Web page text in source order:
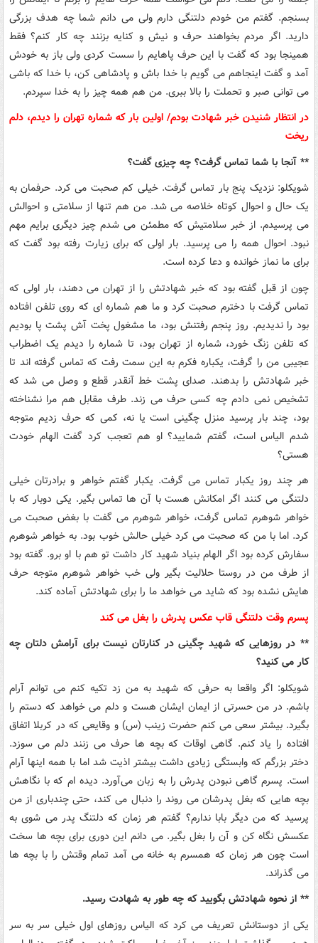
بسنجم. گفتم من خودم دلتنگی دارم ولی می دانم شما چه هدف بزرگی
دارید. اگر مردم بخواهند حرف و نیش و کنایه بزنند چه کار کنم؟ فقط
همینجا بود که گفت با این حرف پاهایم را سست کردی ولی باز به خودش
آمد و گفت اینجاهم می گویم با خدا باش و پادشاهی کن، با خدا که باشی
می توانی صبر و تحملت را بالا ببری. من هم همه چیز را به خدا سپردم.
در انتظار شنیدن خبر شهادت بودم/ اولین بار که شماره تهران را دیدم، دلم
ریخت
** آنجا با شما تماس گرفت؟ چه چیزی گفت؟
شویکلو: نزدیک پنج بار تماس گرفت. خیلی کم صحبت می کرد. حرفمان به
یک حال و احوال کوتاه خلاصه می شد. من هم تنها از سلامتی و احوالش
می پرسیدم. از خبر سلامتیش که مطمئن می شدم چیز دیگری برایم مهم
نبود. احوال همه را می پرسید. بار اولی که برای زیارت رفته بود گفت که
برای ما نماز خوانده و دعا کرده است.
چون از قبل گفته بود که خبر شهادتش را از تهران می دهند، بار اولی که
تماس گرفت با دخترم صحبت کرد و ما هم شماره ای که روی تلفن افتاده
بود را ندیدیم. روز پنجم رفتنش بود، ما مشغول پخت آش پشت پا بودیم
که تلفن زنگ خورد، شماره از تهران بود، تا شماره را دیدم یک اضطراب
عجیبی من را گرفت، یکباره فکرم به این سمت رفت که تماس گرفته اند تا
خبر شهادتش را بدهند. صدای پشت خط آنقدر قطع و وصل می شد که
تشخیص نمی دادم چه کسی حرف می زند. طرف مقابل هم مرا نشناخته
بود، چند بار پرسید منزل چگینی است یا نه، کمی که حرف زدیم متوجه
شدم الیاس است، گفتم شمایید؟ او هم تعجب کرد گفت الهام خودت
هستی؟
هر چند روز یکبار تماس می گرفت. یکبار گفتم خواهر و برادرتان خیلی
دلتنگی می کنند اگر امکانش هست با آن ها تماس بگیر. یکی دوبار که با
خواهر شوهرم تماس گرفت، خواهر شوهرم می گفت با بغض صحبت می
کرد. اما با من که صحبت می کرد خیلی حالش خوب بود. به خواهر شوهرم
سفارش کرده بود اگر الهام بنیاد شهید کار داشت تو هم با او برو. گفته بود
از طرف من در روستا حلالیت بگیر ولی خب خواهر شوهرم متوجه حرف
هایش نشده بود که شاید می خواهد ما را برای شهادتش آماده کند.
پسرم وقت دلتنگی قاب عکس پدرش را بغل می کند
** در روزهایی که شهید چگینی در کنارتان نیست برای آرامش دلتان چه
کار می کنید؟
شویکلو: اگر واقعا به حرفی که شهید به من زد تکیه کنم می توانم آرام
باشم. در من حسرتی از ایمان ایشان هست و دلم می خواهد که دستم را
بگیرد. بیشتر سعی می کنم حضرت زینب (س) و وقایعی که در کربلا اتفاق
افتاده را یاد کنم. گاهی اوقات که بچه ها حرف می زنند دلم می سوزد.
دختر بزرگم که وابستگی زیادی داشت بیشتر اذیت شد اما با همه اینها آرام
است. پسرم گاهی نبودن پدرش را به زبان می‌آورد. دیده ام که با نگاهش
بچه هایی که بغل پدرشان می روند را دنبال می کند، حتی چندباری از من
پرسید که من دیگر بابا ندارم؟ گفتم هر زمان که دلتنگ پدر می شوی به
عکسش نگاه کن و آن را بغل بگیر. می دانم این دوری برای بچه ها سخت
است چون هر زمان که همسرم به خانه می آمد تمام وقتش را با بچه ها
می گذراند.
** از نحوه شهادتش بگویید که چه طور به شهادت رسید.
یکی از دوستانش تعریف می کرد که الیاس روزهای اول خیلی سر به سر